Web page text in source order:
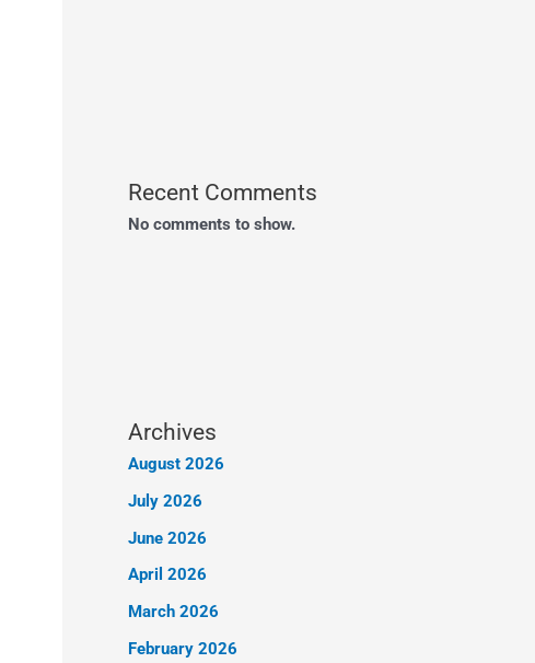
Recent Comments
No comments to show.
Archives
August 2026
July 2026
June 2026
April 2026
March 2026
February 2026